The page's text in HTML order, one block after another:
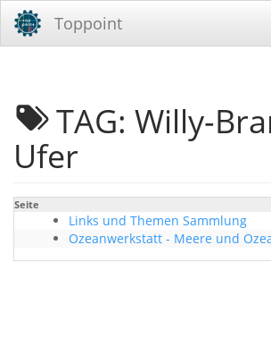
Toppoint
TAG: Willy-
Ufer
Seite
Links und Themen Sammlung
Ozeanwerkstatt - Meere und